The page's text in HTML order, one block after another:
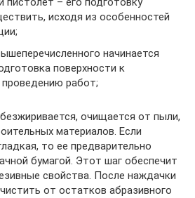
исходя из особенностей
начинается
поверхности к
работ;
очищается от пыли,
материалов. Если
то ее предварительно
бумагой. Этот шаг обеспечит
свойства. После наждачки
от остатков абразивного